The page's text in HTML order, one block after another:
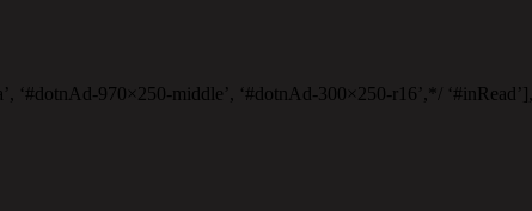
‘#dotnAd-970×250-middle’, ‘#dotnAd-300×250-r16’,*/ ‘#inRead’],